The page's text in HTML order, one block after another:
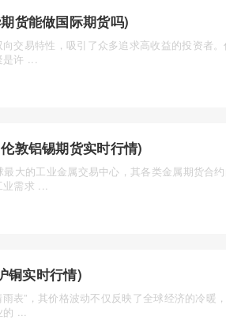
货能做国际期货吗)
交易特性，吸引了众多追求高收益的投资者
是许 ...
敦铝锡期货实时行情)
大的工业金属交易中心，其各类金属期货合
业需求 ...
铜实时行情)
雨表”，其价格波动不仅反映了全球经济的冷暖
的 ...